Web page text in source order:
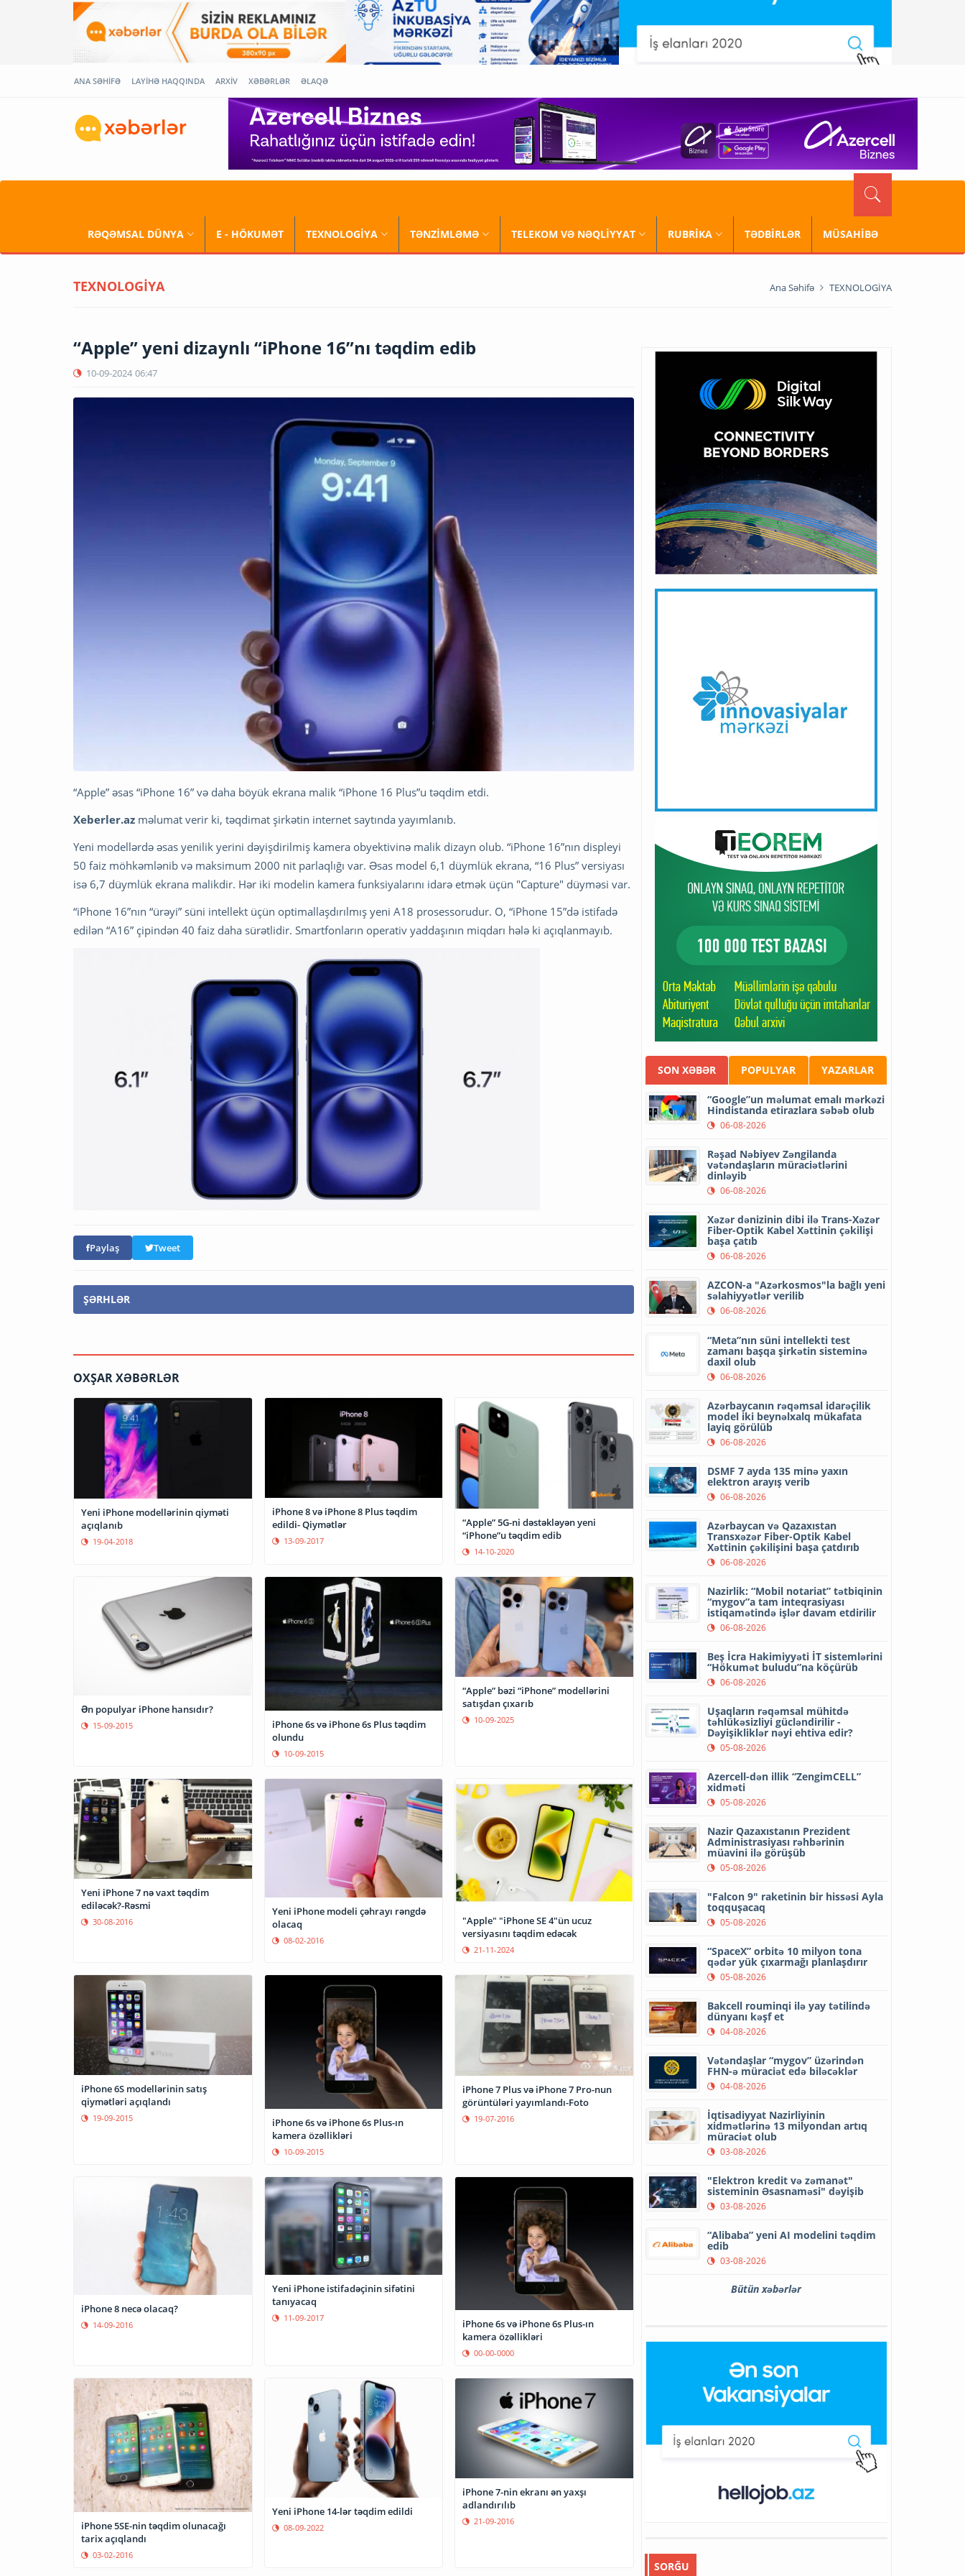
ANA SƏHİFƏ LAYİHƏ HAQQINDA ARXİV XƏBƏRLƏR ƏLAQƏ
RƏQƏMSAL DÜNYA E - HÖKUMƏT TEXNOLOGİYA TƏNZİMLƏMƏ TELEKOM VƏ NƏQLİYYAT RUBRİKA TƏDBİRLƏR MÜSAHİBƏ
TEXNOLOGİYA Ana Səhifə TEXNOLOGİYA
“Apple” yeni dizaynlı “iPhone 16”nı təqdim edib
10-09-2024 06:47
“Apple” əsas “iPhone 16” və daha böyük ekrana malik “iPhone 16 Plus”u təqdim etdi.
Xeberler.az məlumat verir ki, təqdimat şirkətin internet saytında yayımlanıb.
Yeni modellərdə əsas yenilik yerini dəyişdirilmiş kamera obyektivinə malik dizayn olub. “iPhone 16”nın displeyi
50 faiz möhkəmlənib və maksimum 2000 nit parlaqlığı var. Əsas model 6,1 düymlük ekrana, “16 Plus” versiyası
isə 6,7 düymlük ekrana malikdir. Hər iki modelin kamera funksiyalarını idarə etmək üçün "Capture" düyməsi var.
“iPhone 16”nın “ürəyi” süni intellekt üçün optimallaşdırılmış yeni A18 prosessorudur. O, “iPhone 15”də istifadə
edilən “A16” çipindən 40 faiz daha sürətlidir. Smartfonların operativ yaddaşının miqdarı hələ ki açıqlanmayıb.
Paylaş Tweet
ŞƏRHLƏR
OXŞAR XƏBƏRLƏR
Yeni iPhone modellərinin qiyməti
açıqlanıb
19-04-2018
iPhone 8 və iPhone 8 Plus təqdim
edildi- Qiymətlər
13-09-2017
“Apple” 5G-ni dəstəkləyən yeni
“iPhone”u təqdim edib
14-10-2020
Ən populyar iPhone hansıdır?
15-09-2015
iPhone 6s və iPhone 6s Plus təqdim
olundu
10-09-2015
“Apple” bəzi “iPhone” modellərini
satışdan çıxarıb
10-09-2025
Yeni iPhone 7 nə vaxt təqdim
ediləcək?-Rəsmi
30-08-2016
Yeni iPhone modeli çəhrayı rəngdə
olacaq
08-02-2016
"Apple" "iPhone SE 4"ün ucuz
versiyasını təqdim edəcək
21-11-2024
iPhone 6S modellərinin satış
qiymətləri açıqlandı
19-09-2015
iPhone 6s və iPhone 6s Plus-ın
kamera özəllikləri
10-09-2015
iPhone 7 Plus və iPhone 7 Pro-nun
görüntüləri yayımlandı-Foto
19-07-2016
iPhone 8 necə olacaq?
14-09-2016
Yeni iPhone istifadəçinin sifətini
tanıyacaq
11-09-2017
iPhone 6s və iPhone 6s Plus-ın
kamera özəllikləri
00-00-0000
iPhone 5SE-nin təqdim olunacağı
tarix açıqlandı
03-02-2016
Yeni iPhone 14-lər təqdim edildi
08-09-2022
iPhone 7-nin ekranı ən yaxşı
adlandırılıb
21-09-2016
SON XƏBƏR POPULYAR YAZARLAR
“Google”un məlumat emalı mərkəzi
Hindistanda etirazlara səbəb olub
06-08-2026
Rəşad Nəbiyev Zəngilanda
vətəndaşların müraciətlərini
dinləyib
06-08-2026
Xəzər dənizinin dibi ilə Trans-Xəzər
Fiber-Optik Kabel Xəttinin çəkilişi
başa çatıb
06-08-2026
AZCON-a "Azərkosmos"la bağlı yeni
səlahiyyətlər verilib
06-08-2026
“Meta”nın süni intellekti test
zamanı başqa şirkətin sisteminə
daxil olub
06-08-2026
Azərbaycanın rəqəmsal idarəçilik
model iki beynəlxalq mükafata
layiq görülüb
06-08-2026
DSMF 7 ayda 135 minə yaxın
elektron arayış verib
06-08-2026
Azərbaycan və Qazaxıstan
Transxəzər Fiber-Optik Kabel
Xəttinin çəkilişini başa çatdırıb
06-08-2026
Nazirlik: “Mobil notariat” tətbiqinin
“mygov”a tam inteqrasiyası
istiqamətində işlər davam etdirilir
06-08-2026
Beş İcra Hakimiyyəti İT sistemlərini
“Hökumət buludu”na köçürüb
06-08-2026
Uşaqların rəqəmsal mühitdə
təhlükəsizliyi gücləndirilir -
Dəyişikliklər nəyi ehtiva edir?
05-08-2026
Azercell-dən illik “ZengimCELL”
xidməti
05-08-2026
Nazir Qazaxıstanın Prezident
Administrasiyası rəhbərinin
müavini ilə görüşüb
05-08-2026
"Falcon 9" raketinin bir hissəsi Ayla
toqquşacaq
05-08-2026
“SpaceX” orbitə 10 milyon tona
qədər yük çıxarmağı planlaşdırır
05-08-2026
Bakcell rouminqi ilə yay tətilində
dünyanı kəşf et
04-08-2026
Vətəndaşlar “mygov” üzərindən
FHN-ə müraciət edə biləcəklər
04-08-2026
İqtisadiyyat Nazirliyinin
xidmətlərinə 13 milyondan artıq
müraciət olub
03-08-2026
"Elektron kredit və zəmanət"
sisteminin Əsasnaməsi" dəyişib
03-08-2026
“Alibaba” yeni AI modelini təqdim
edib
03-08-2026
Bütün xəbərlər
SORĞU